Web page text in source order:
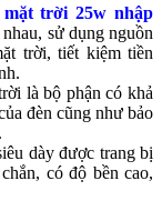
trời 25w nhập
sử dụng nguồn
trời, tiết kiệm tiền
là bộ phận có khả
đèn cũng như bảo
dày được trang bị
có độ bền cao,